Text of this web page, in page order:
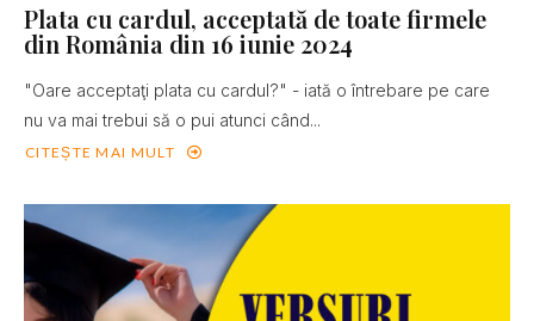
Plata cu cardul, acceptată de toate firmele
din România din 16 iunie 2024
"Oare acceptaţi plata cu cardul?" - iată o întrebare pe care
nu va mai trebui să o pui atunci când...
CITEȘTE MAI MULT